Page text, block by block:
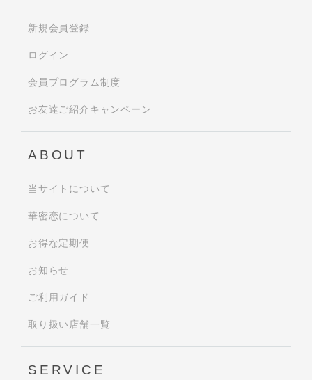
新規会員登録
ログイン
会員プログラム制度
お友達ご紹介キャンペーン
ABOUT
当サイトについて
華密恋について
お得な定期便
お知らせ
ご利用ガイド
取り扱い店舗一覧
SERVICE